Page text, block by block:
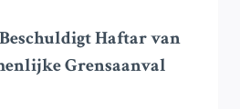
Haftar van
Grensaanval